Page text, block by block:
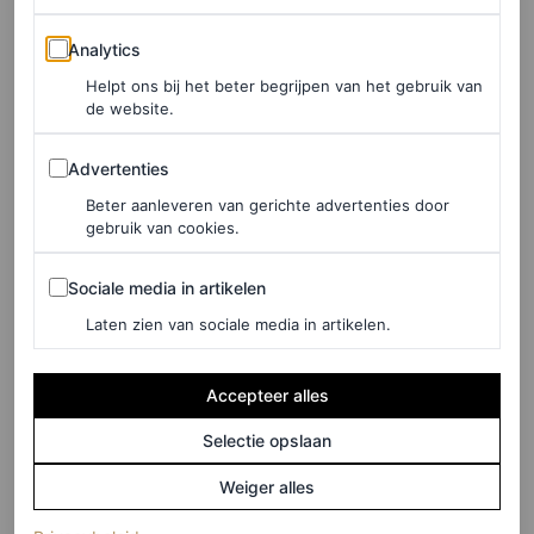
worden was ik teleurgesteld in mijn eigen
voorspelbaarheid. Vreemdgaan doe je toch vooral om
jezelf te overtuigen van je eigen wilde kant.
LEES OOK
Vogue Nederland lanceert het
Amsterdam Issue: een echt collector’s
item als ode aan onze hoofdstad
Een haat-
liefdeverhouding
Als Amsterdammer word je geboren in de meest
Analytics
Analytics
Helpt ons bij het beter begrijpen van het gebruik van
de website.
Advertenties
Advertenties
Beter aanleveren van gerichte advertenties door
gebruik van cookies.
Sociale media in artikelen
Sociale media in artikelen
Laten zien van sociale media in artikelen.
Accepteer alles
Selectie opslaan
Weiger alles